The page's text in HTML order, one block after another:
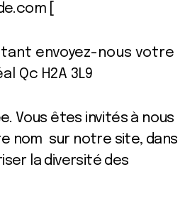
[
envoyez-nous votre
Qc H2A 3L9
Vous êtes invités à nous
nom sur notre site, dans
la diversité des